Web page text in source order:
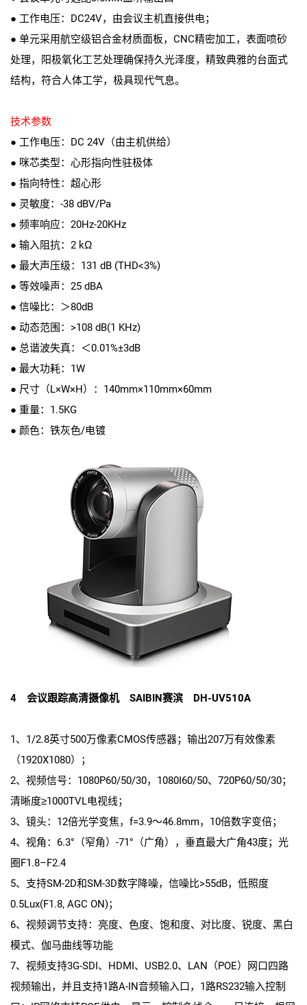
● 工作电压：DC24V，由会议主机直接供电；
● 单元采用航空级铝合金材质面板，CNC精密加工，表面喷砂
处理，阳极氧化工艺处理确保持久光泽度，精致典雅的台面式
结构，符合人体工学，极具现代气息。
技术参数
● 工作电压：DC 24V（由主机供给）
● 咪芯类型：心形指向性驻极体
● 指向特性：超心形
● 灵敏度：-38 dBV/Pa
● 频率响应：20Hz-20KHz
● 输入阻抗：2 kΩ
● 最大声压级：131 dB (THD<3%)
● 等效噪声：25 dBA
● 信噪比：＞80dB
● 动态范围：>108 dB(1 KHz)
● 总谐波失真：＜0.01%±3dB
● 最大功耗：1W
● 尺寸（L×W×H）：140mm×110mm×60mm
● 重量：1.5KG
● 颜色：铁灰色/电镀
4 会议跟踪高清摄像机 SAIBIN赛滨 DH-UV510A
1、1/2.8英寸500万像素CMOS传感器；输出207万有效像素
（1920X1080）；
2、视频信号：1080P60/50/30，1080I60/50、720P60/50/30；
清晰度≥1000TVL电视线；
3、镜头：12倍光学变焦，f=3.9～46.8mm，10倍数字变倍；
4、视角：6.3°（窄角）-71°（广角），垂直最大广角43度；光
圈F1.8–F2.4
5、支持SM-2D和SM-3D数字降噪，信噪比>55dB，低照度
0.5Lux(F1.8, AGC ON)；
6、视频调节支持：亮度、色度、饱和度、对比度、锐度、黑白
模式、伽马曲线等功能
7、视频支持3G-SDI、HDMI、USB2.0、LAN（POE）网口四路
视频输出，并且支持1路A-IN音频输入口，1路RS232输入控制